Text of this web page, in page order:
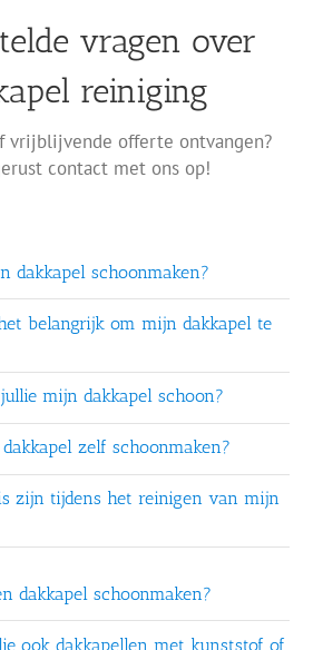
vragen over
reiniging
vrijblijvende offerte ontvangen?
contact met ons op!
dakkapel schoonmaken?
belangrijk om mijn dakkapel te
mijn dakkapel schoon?
zelf schoonmaken?
zijn tijdens het reinigen van mijn
dakkapel schoonmaken?
ook dakkapellen met kunststof of